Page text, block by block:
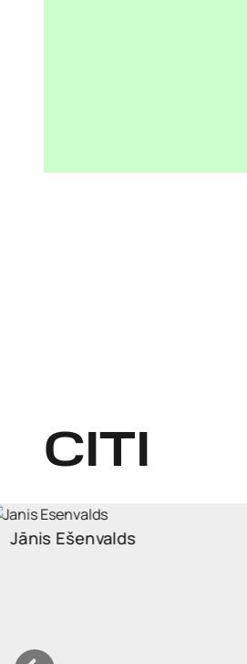
CITI
Armands Rasa